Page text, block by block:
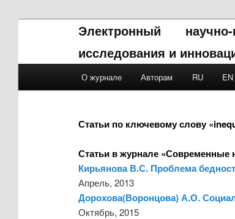
Электронный
исследования и
Skip to primary content
Skip to secondary content
О журнале Авторам RU EN
Статьи по ключевому слову
Статьи в журнале «Современные
Кирьянова В.С. Проблема
Апрель, 2013
Дорохова(Воронцова) А.О.
Октябрь, 2015